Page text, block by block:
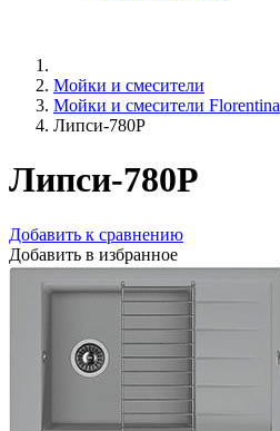
Мойки и смесители
Мойки и смесители Florentina
Липси-780Р
Липси-780Р
Добавить к сравнению
Добавить в избранное